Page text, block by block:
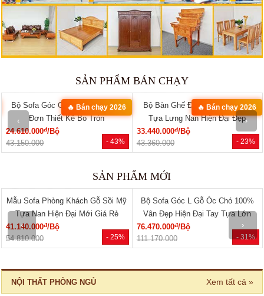
SẢN PHẨM BÁN CHẠY
🔥 Bán chạy 2026 🔥 Bán chạy 2026
‹